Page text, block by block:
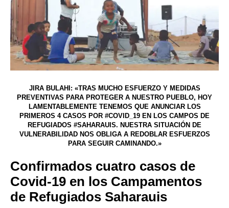
JIRA BULAHI: «TRAS MUCHO ESFUERZO Y MEDIDAS
PREVENTIVAS PARA PROTEGER A NUESTRO PUEBLO, HOY
LAMENTABLEMENTE TENEMOS QUE ANUNCIAR LOS
PRIMEROS 4 CASOS POR #COVID_19 EN LOS CAMPOS DE
REFUGIADOS #SAHARAUIS. NUESTRA SITUACIÓN DE
VULNERABILIDAD NOS OBLIGA A REDOBLAR ESFUERZOS
PARA SEGUIR CAMINANDO.»
Confirmados cuatro casos de
Covid-19 en los Campamentos
de Refugiados Saharauis